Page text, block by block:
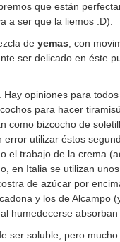
que están
a ser que la liemos :D).
de yemas , con
ser delicado en éste
. Hay opiniones para
para hacer
como bizcocho de
utilizar éstos
el trabajo de la crema
en Italia se utilizan
de azúcar por
y los de Alcampo
humedecerse
ser soluble, pero